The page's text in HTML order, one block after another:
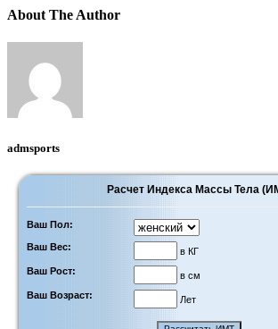
About The Author
admsports
Расчет Индекса Массы Тела
Ваш Пол:
Ваш Вес:
в КГ
Ваш Рост:
в см
Ваш Возраст:
Лет